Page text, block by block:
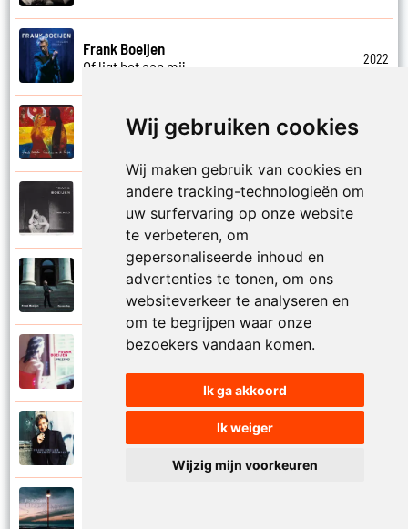
Wij gebruiken cookies
Wij maken gebruik van cookies en
andere tracking-technologieën om
uw surfervaring op onze website
te verbeteren, om
gepersonaliseerde inhoud en
advertenties te tonen, om ons
websiteverkeer te analyseren en
om te begrijpen waar onze
bezoekers vandaan komen.
Ik ga akkoord
Ik weiger
Wijzig mijn voorkeuren
Frank Boeijen
Of ligt het aan mij
2022
Frank Boeijen
Frank Boeijen
Onschuld
Frank Boeijen
Op een dag
Frank Boeijen
Op het terras
Open de poorten